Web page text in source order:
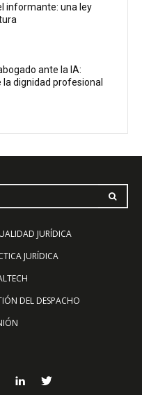
informante: una ley
ante la IA:
la dignidad profesional
JURÍDICA
JURÍDICA
DEL DESPACHO